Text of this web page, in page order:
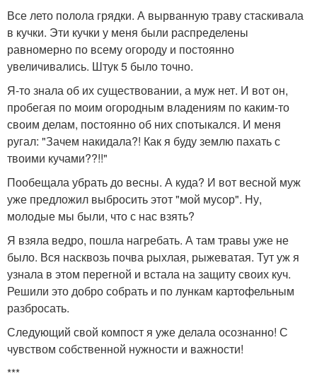
Все лето полола грядки. А вырванную траву стаскивала
в кучки. Эти кучки у меня были распределены
равномерно по всему огороду и постоянно
увеличивались. Штук 5 было точно.
Я-то знала об их существовании, а муж нет. И вот он,
пробегая по моим огородным владениям по каким-то
своим делам, постоянно об них спотыкался. И меня
ругал: "Зачем накидала?! Как я буду землю пахать с
твоими кучами??!!"
Пообещала убрать до весны. А куда? И вот весной муж
уже предложил выбросить этот "мой мусор". Ну,
молодые мы были, что с нас взять?
Я взяла ведро, пошла нагребать. А там травы уже не
было. Вся насквозь почва рыхлая, рыжеватая. Тут уж я
узнала в этом перегной и встала на защиту своих куч.
Решили это добро собрать и по лункам картофельным
разбросать.
Следующий свой компост я уже делала осознанно! С
чувством собственной нужности и важности!
***